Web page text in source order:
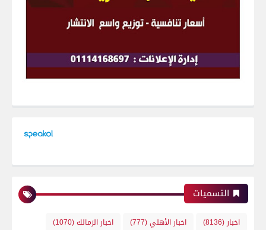
التسميات
اخبار (8136) اخبار الأهلي(777) اخبار الزمالك(1070)